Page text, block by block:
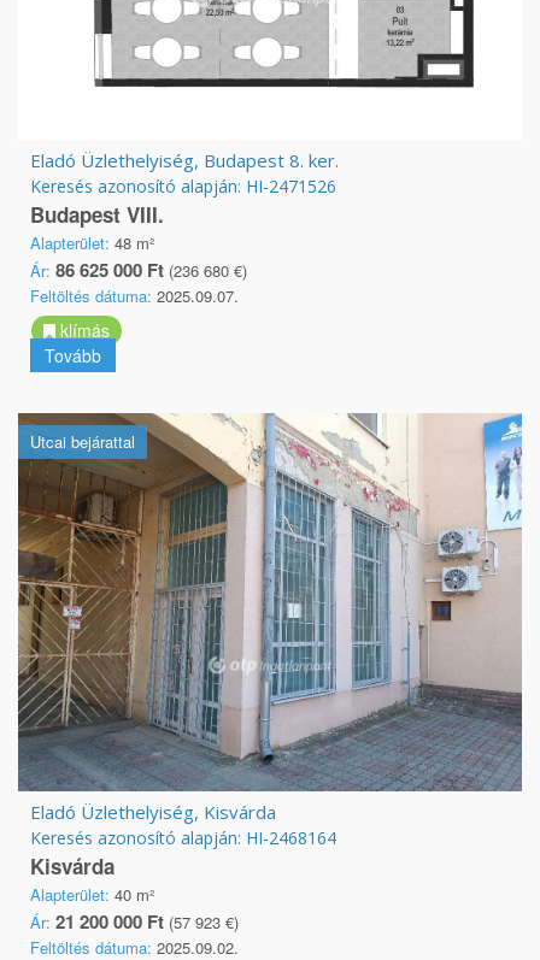
Eladó Üzlethelyiség, Budapest 8. ker.
Keresés azonosító alapján: HI-2471526
Budapest VIII.
Alapterület: 48 m²
Ár: 86 625 000 Ft (236 680 €)
Feltöltés dátuma: 2025.09.07.
klímás
Tovább
Utcai bejárattal
Eladó Üzlethelyiség, Kisvárda
Keresés azonosító alapján: HI-2468164
Kisvárda
Alapterület: 40 m²
Ár: 21 200 000 Ft (57 923 €)
Feltöltés dátuma: 2025.09.02.